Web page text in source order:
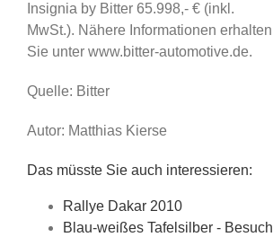
Insignia by Bitter 65.998,- € (inkl.
MwSt.). Nähere Informationen erhalten
Sie unter www.bitter-automotive.de.
Quelle: Bitter
Autor: Matthias Kierse
Das müsste Sie auch interessieren:
Rallye Dakar 2010
Blau-weißes Tafelsilber - Besuch